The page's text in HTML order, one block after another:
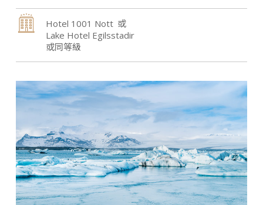
Hotel 1001 Nott
Lake Hotel Egilsstadir
或同等級